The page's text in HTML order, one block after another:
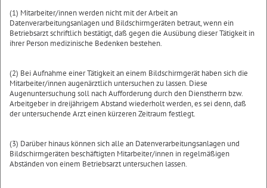
(1) Mitarbeiter/innen werden nicht mit der Arbeit an
Datenverarbeitungsanlagen und Bildschirmgeräten betraut, wenn ein
Betriebsarzt schriftlich bestätigt, daß gegen die Ausübung dieser Tätigkeit in
ihrer Person medizinische Bedenken bestehen.
(2) Bei Aufnahme einer Tätigkeit an einem Bildschirmgerät haben sich die
Mitarbeiter/innen augenärztlich untersuchen zu lassen. Diese
Augenuntersuchung soll nach Aufforderung durch den Dienstherrn bzw.
Arbeitgeber in dreijährigem Abstand wiederholt werden, es sei denn, daß
der untersuchende Arzt einen kürzeren Zeitraum festlegt.
(3) Darüber hinaus können sich alle an Datenverarbeitungsanlagen und
Bildschirmgeräten beschäftigten Mitarbeiter/innen in regelmäßigen
Abständen von einem Betriebsarzt untersuchen lassen.